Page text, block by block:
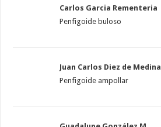
Carlos Garcia Rementeria
Penfigoide buloso
Juan Carlos Diez de Medina
Penfigoide ampollar